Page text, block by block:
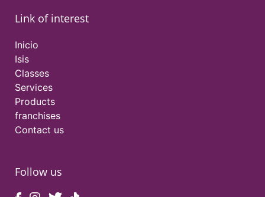
Link of interest
Inicio
Isis
Classes
Services
Products
franchises
Contact us
Follow us